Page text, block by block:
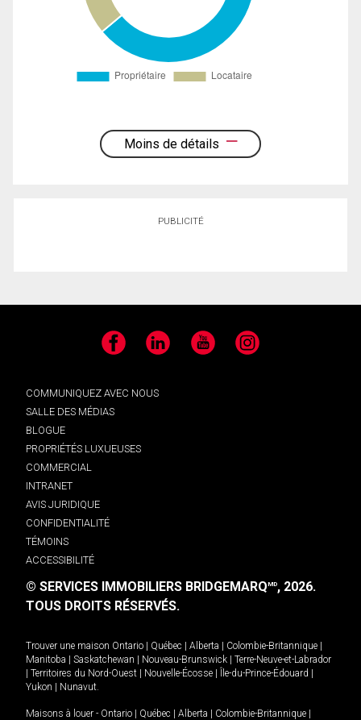
Moins de détails
PUBLICITÉ
Facebook LinkedIn YouTube Instagram
COMMUNIQUEZ AVEC NOUS
SALLE DES MÉDIAS
BLOGUE
PROPRIÉTÉS LUXUEUSES
COMMERCIAL
INTRANET
AVIS JURIDIQUE
CONFIDENTIALITÉ
TÉMOINS
ACCESSIBILITÉ
© SERVICES IMMOBILIERS BRIDGEMARQMD, 2026.
TOUS DROITS RÉSERVÉS.
Trouver une maison Ontario Québec Alberta Colombie-Britannique
Manitoba
Saskatchewan Nouveau-Brunswick
Terre-Neuve-et-Labrador
Territoires du Nord-Ouest Nouvelle-Écosse Île-du-Prince-Édouard
Yukon
Nunavut.
Maisons à louer - Ontario Québec Alberta Colombie-Britannique